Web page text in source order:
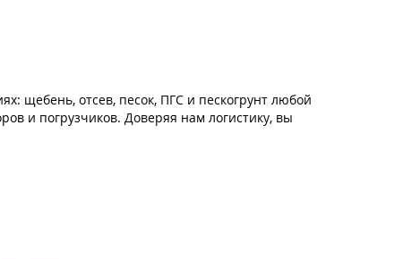
щебень, отсев, песок, ПГС и пескогрунт любой
и погрузчиков. Доверяя нам логистику, вы